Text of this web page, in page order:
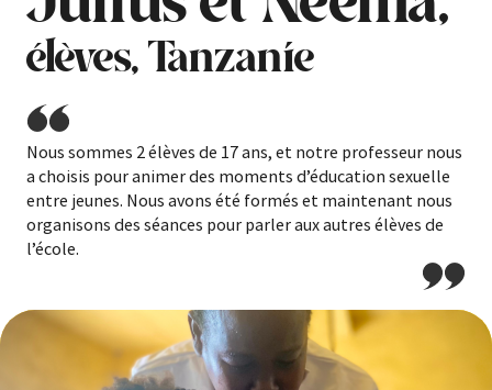
élèves, Tanzanie
Nous sommes 2 élèves de 17 ans, et notre professeur nous
a choisis pour animer des moments d’éducation sexuelle
entre jeunes. Nous avons été formés et maintenant nous
organisons des séances pour parler aux autres élèves de
l’école.